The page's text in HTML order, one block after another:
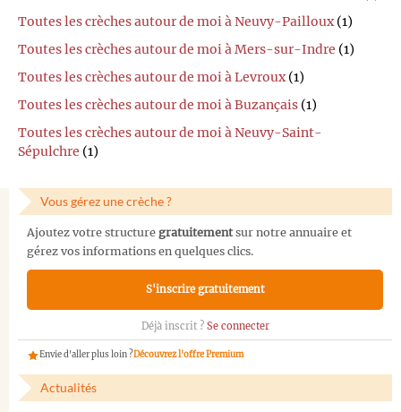
Toutes les crèches autour de moi à Neuvy-Pailloux(1)
Toutes les crèches autour de moi à Mers-sur-Indre (1)
Toutes les crèches autour de moi à Levroux(1)
Toutes les crèches autour de moi à Buzançais (1)
Toutes les crèches autour de moi à Neuvy-Saint-
Sépulchre (1)
Vous gérez une crèche ?
Ajoutez votre structure gratuitementsur notre annuaire et
gérez vos informations en quelques clics.
S'inscrire gratuitement
Déjà inscrit ? Se connecter
Envie d'aller plus loin ?Découvrez l'offre Premium
Actualités